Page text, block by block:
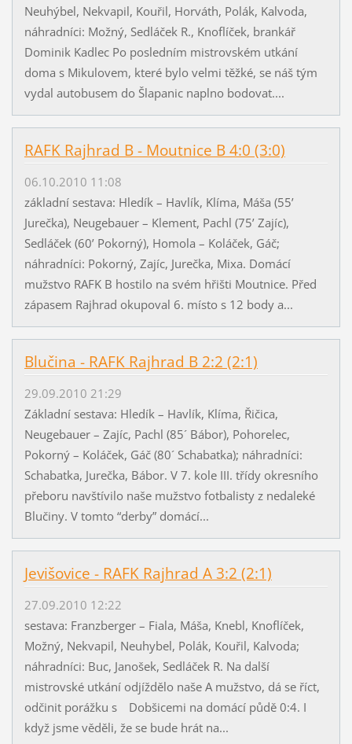
Neuhýbel, Nekvapil, Kouřil, Horváth, Polák, Kalvoda,
náhradníci: Možný, Sedláček R., Knoflíček, brankář
Dominik Kadlec Po posledním mistrovském utkání
doma s Mikulovem, které bylo velmi těžké, se náš tým
vydal autobusem do Šlapanic naplno bodovat....
RAFK Rajhrad B - Moutnice B 4:0 (3:0)
06.10.2010 11:08
základní sestava: Hledík – Havlík, Klíma, Máša (55’
Jurečka), Neugebauer – Klement, Pachl (75’ Zajíc),
Sedláček (60’ Pokorný), Homola – Koláček, Gáč;
náhradníci: Pokorný, Zajíc, Jurečka, Mixa. Domácí
mužstvo RAFK B hostilo na svém hřišti Moutnice. Před
zápasem Rajhrad okupoval 6. místo s 12 body a...
Blučina - RAFK Rajhrad B 2:2 (2:1)
29.09.2010 21:29
Základní sestava: Hledík – Havlík, Klíma, Řičica,
Neugebauer – Zajíc, Pachl (85´ Bábor), Pohorelec,
Pokorný – Koláček, Gáč (80´ Schabatka); náhradníci:
Schabatka, Jurečka, Bábor. V 7. kole III. třídy okresního
přeboru navštívilo naše mužstvo fotbalisty z nedaleké
Blučiny. V tomto “derby” domácí...
Jevišovice - RAFK Rajhrad A 3:2 (2:1)
27.09.2010 12:22
sestava: Franzberger – Fiala, Máša, Knebl, Knoflíček,
Možný, Nekvapil, Neuhybel, Polák, Kouřil, Kalvoda;
náhradníci: Buc, Janošek, Sedláček R. Na další
mistrovské utkání odjíždělo naše A mužstvo, dá se říct,
odčinit porážku s Dobšicemi na domácí půdě 0:4. I
když jsme věděli, že se bude hrát na...